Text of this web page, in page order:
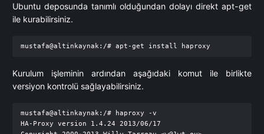
Ubuntu deposunda tanımlı olduğundan dolayı direkt apt-get
ile kurabilirsiniz.
Kurulum işleminin ardından aşağıdaki komut ile birlikte
versiyon kontrolü sağlayabilirsiniz.
mustafa@altinkaynak:/# haproxy -v
HA-Proxy version 1.4.24 2013/06/17